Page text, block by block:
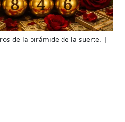
de la pirámide de la suerte.